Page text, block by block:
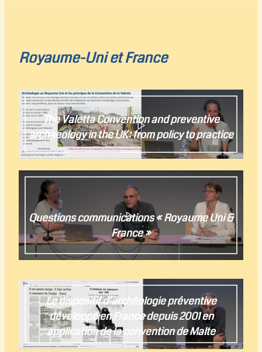
Royaume-Uni et France
The Valetta Convention and preventive
archaeology in the UK: from policy to practice
Sadie Watson
Questions communications « Royaume Uni &
France »
Le dispositif d’archéologie préventive
développé en France depuis 2001 en
application de la convention de Malte